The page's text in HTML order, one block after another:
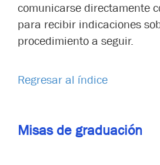
comunicarse directamente
para recibir indicaciones
procedimiento a seguir.
Regresar al índice
Misas de graduación